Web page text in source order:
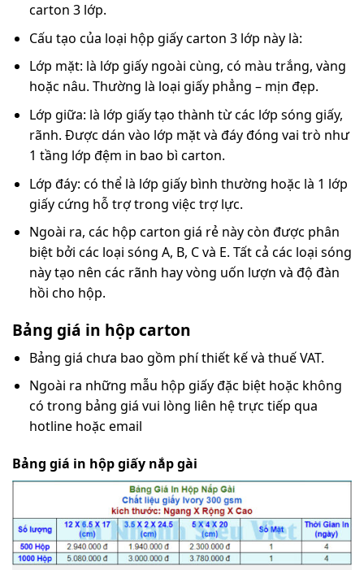
carton 3 lớp.
Cấu tạo của loại hộp giấy carton 3 lớp này là:
Lớp mặt: là lớp giấy ngoài cùng, có màu trắng, vàng
hoặc nâu. Thường là loại giấy phẳng – mịn đẹp.
Lớp giữa: là lớp giấy tạo thành từ các lớp sóng giấy,
rãnh. Được dán vào lớp mặt và đáy đóng vai trò như
1 tầng lớp đệm in bao bì carton.
Lớp đáy: có thể là lớp giấy bình thường hoặc là 1 lớp
giấy cứng hỗ trợ trong việc trợ lực.
Ngoài ra, các hộp carton giá rẻ này còn được phân
biệt bởi các loại sóng A, B, C và E. Tất cả các loại sóng
này tạo nên các rãnh hay vòng uốn lượn và độ đàn
hồi cho hộp.
Bảng giá in hộp carton
Bảng giá chưa bao gồm phí thiết kế và thuế VAT.
Ngoài ra những mẫu hộp giấy đặc biệt hoặc không
có trong bảng giá vui lòng liên hệ trực tiếp qua
hotline hoặc email
Bảng giá in hộp giấy nắp gài